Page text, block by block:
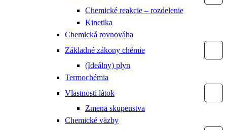
Chemické reakcie – rozdelenie
Kinetika
Chemická rovnováha
Základné zákony chémie
(Ideálny) plyn
Termochémia
Vlastnosti látok
Zmena skupenstva
Chemické väzby